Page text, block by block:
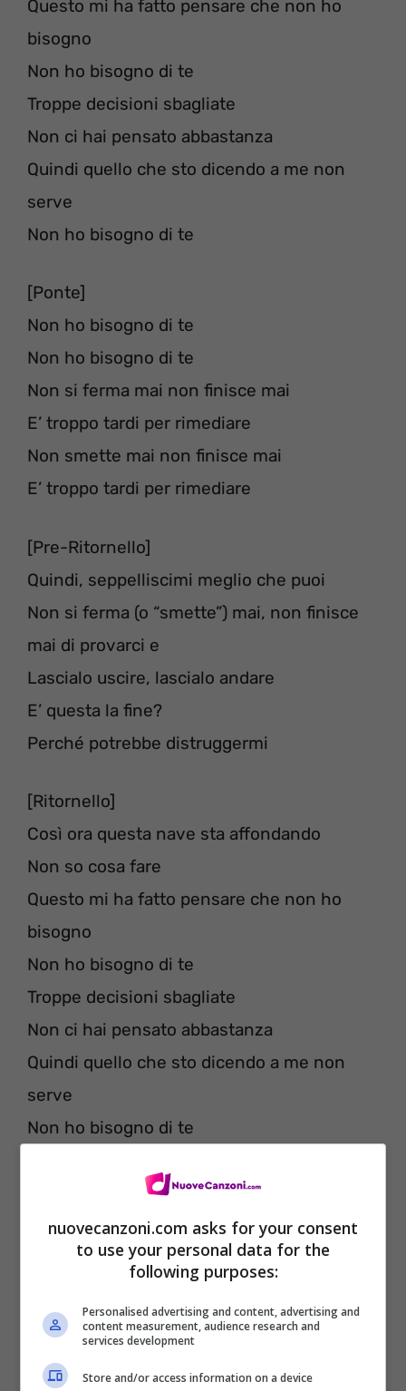
Questo mi ha fatto pensare che non ho
bisogno
Non ho bisogno di te
Troppe decisioni sbagliate
Non ci hai pensato abbastanza
Quindi quello che sto dicendo a me non
serve
Non ho bisogno di te
[Ponte]
Non ho bisogno di te
Non ho bisogno di te
Non si ferma mai non finisce mai
E’ troppo tardi per rimediare
Non smette mai non finisce mai
E’ troppo tardi per rimediare
[Pre-Ritornello]
Quindi, seppelliscimi meglio che puoi
Non si ferma (o “smette”) mai, non finisce
mai di provarci e
Lascialo uscire, lascialo andare
E’ questa la fine?
Perché potrebbe distruggermi
[Ritornello]
Così ora questa nave sta affondando
Non so cosa fare
Questo mi ha fatto pensare che non ho
bisogno
Non ho bisogno di te
Troppe decisioni sbagliate
Non ci hai pensato abbastanza
Quindi quello che sto dicendo a me non
serve
Non ho bisogno di te
nuovecanzoni.com asks for your consent
to use your personal data for the
following purposes:
Personalised advertising and content, advertising and
content measurement, audience research and
services development
Store and/or access information on a device